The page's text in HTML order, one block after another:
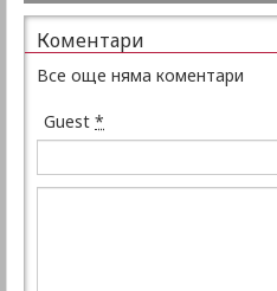
Коментари
Все още няма коментари
Guest *